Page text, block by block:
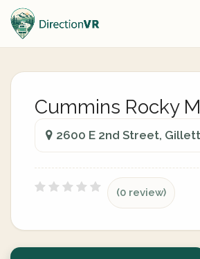
Cummins Rocky
2600 E 2nd Street,
(0 review)